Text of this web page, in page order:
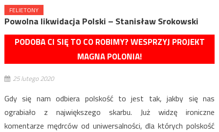
FELIETONY
Powolna likwidacja Polski – Stanisław Srokowski
PODOBA CI SIĘ TO CO ROBIMY? WESPRZYJ PROJEKT
MAGNA POLONIA!
25 lutego 2020
Gdy się nam odbiera polskość to jest tak, jakby się nas
ograbiało z największego skarbu. Już widzę ironiczne
komentarze mędrców od uniwersalności, dla których polskość